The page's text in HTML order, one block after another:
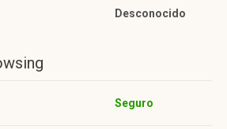
Desconocido
Seguro